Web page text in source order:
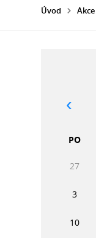
Úvod Akce
PO
27
3
10